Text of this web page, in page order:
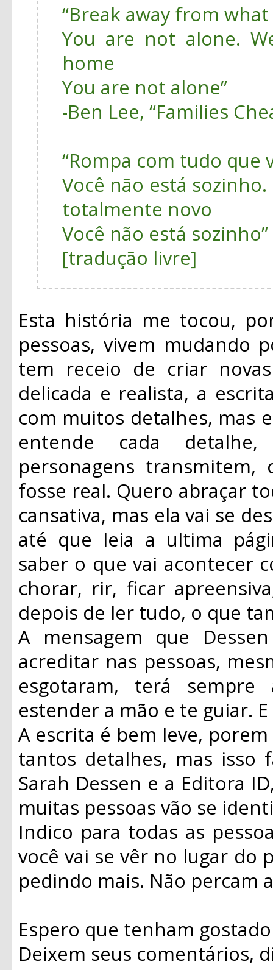
“Break away from what
You are not alone.
home
You are not alone”
-Ben Lee, “Families
“Rompa com tudo que
Você não está
totalmente novo
Você não está sozinho”
[tradução livre]
Esta história me tocou,
pessoas, vivem mudando
tem receio de criar
delicada e realista, a
com muitos detalhes, mas
entende cada
personagens transmitem,
fosse real. Quero abraçar
cansativa, mas ela vai se
até que leia a ultima
saber o que vai acontecer
chorar, rir, ficar
depois de ler tudo, o que
A mensagem que
acreditar nas pessoas,
esgotaram, terá
estender a mão e te guiar.
A escrita é bem leve,
tantos detalhes, mas isso
Sarah Dessen e a Editora
muitas pessoas vão se
Indico para todas as
você vai se vêr no lugar do
pedindo mais. Não percam
Espero que tenham
Deixem seus comentários,